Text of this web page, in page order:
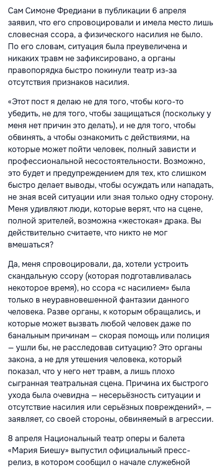
Сам Симоне Фредиани в публикации 6 апреля
заявил, что его спровоцировали и имела место лишь
словесная ссора, а физического насилия не было.
По его словам, ситуация была преувеличена и
никаких травм не зафиксировано, а органы
правопорядка быстро покинули театр из-за
отсутствия признаков насилия.
«Этот пост я делаю не для того, чтобы кого-то
убедить, не для того, чтобы защищаться (поскольку у
меня нет причин это делать), и не для того, чтобы
обвинять, а чтобы ознакомить с действиями, на
которые может пойти человек, полный зависти и
профессиональной несостоятельности. Возможно,
это будет и предупреждением для тех, кто слишком
быстро делает выводы, чтобы осуждать или нападать,
не зная всей ситуации или зная только одну сторону.
Меня удивляют люди, которые верят, что на сцене,
полной зрителей, возможна «жестокая» драка. Вы
действительно считаете, что никто не мог
вмешаться?
Да, меня спровоцировали, да, хотели устроить
скандальную ссору (которая подготавливалась
некоторое время), но ссора «с насилием» была
только в неуравновешенной фантазии данного
человека. Разве органы, к которым обращались, и
которые может вызвать любой человек даже по
банальным причинам — скорая помощь или полиция
— ушли бы, не расследовав ситуацию? Это органы
закона, а не для утешения человека, который
показал, что у него нет травм, а лишь плохо
сыгранная театральная сцена. Причина их быстрого
ухода была очевидна — несерьёзность ситуации и
отсутствие насилия или серьёзных повреждений», —
заявляет, со своей стороны, обвиняемый в агрессии.
8 апреля Национальный театр оперы и балета
«Мария Биешу» выпустил официальный пресс-
релиз, в котором сообщил о начале служебной